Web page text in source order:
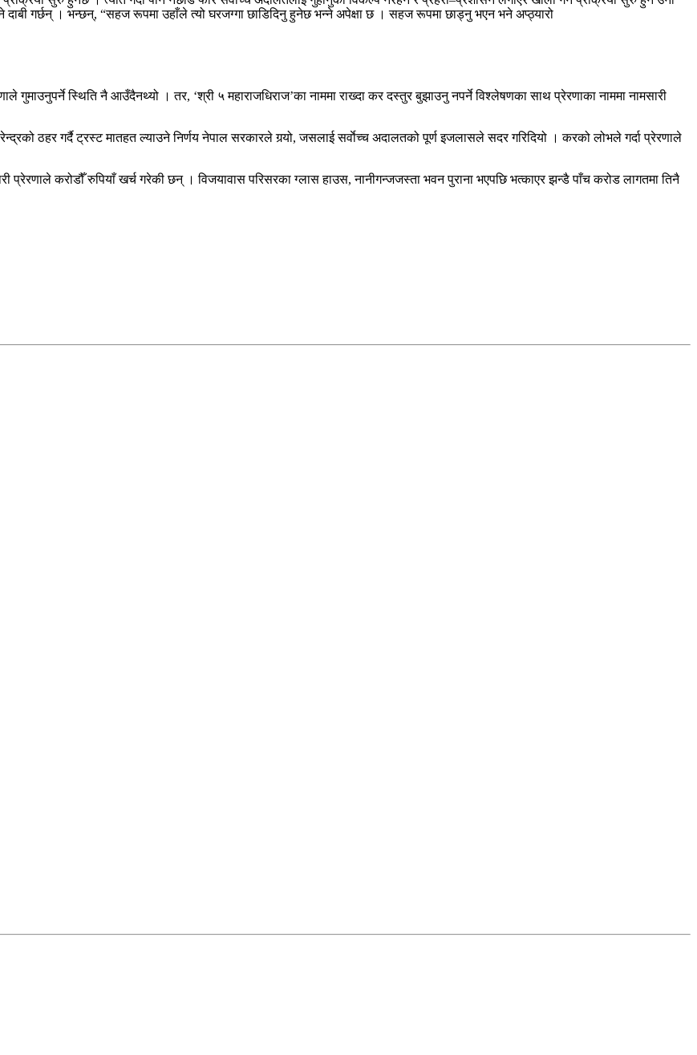
गर्छन् । भन्छन्, “सहज रूपमा उहाँले त्यो घरजग्गा छाडिदिनु हुनेछ भन्ने अपेक्षा छ । सहज रूपमा छाड्नु भएन भने अप्ठ्यारो
गुमाउनुपर्ने स्थिति नै आउँदैनथ्यो । तर, ‘श्री ५ महाराजधिराज’का नाममा राख्दा कर दस्तुर बुझाउनु नपर्ने विश्लेषणका साथ प्रेरणाका नाममा नामसारी
ठहर गर्दै ट्रस्ट मातहत ल्याउने निर्णय नेपाल सरकारले गर्‍यो, जसलाई सर्वाेच्च अदालतको पूर्ण इजलासले सदर गरिदियो । करको लोभले गर्दा प्रेरणाले
प्रेरणाले करोडौँ रुपियाँ खर्च गरेकी छन् । विजयावास परिसरका ग्लास हाउस, नानीगन्जजस्ता भवन पुराना भएपछि भत्काएर झन्डै पाँच करोड लागतमा तिनै